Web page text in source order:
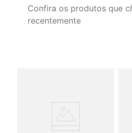
Confira os produtos que
recentemente